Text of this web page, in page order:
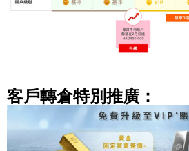
客戶轉倉特別推廣：